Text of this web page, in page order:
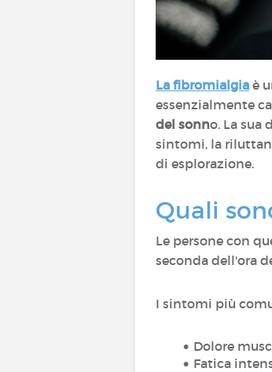
La fibromialgia è
essenzialmente
del sonno. La sua
sintomi, la
di esplorazione.
Quali
Le persone con
seconda dell'ora
I sintomi più
Dolore
Fatica